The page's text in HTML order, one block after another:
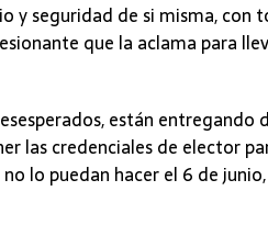
y seguridad de si misma, con
que la aclama para
están entregando
las credenciales de elector
lo puedan hacer el 6 de